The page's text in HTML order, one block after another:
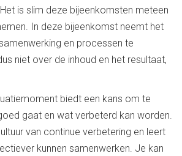
is slim deze bijeenkomsten meteen
In deze bijeenkomst neemt het
en processen te
niet over de inhoud en het resultaat,
biedt een kans om te
gaat en wat verbeterd kan worden.
van continue verbetering en leert
kunnen samenwerken. Je kan